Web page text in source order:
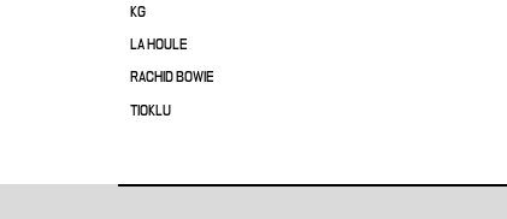
KG
LA HOULE
RACHID BOWIE
TIOKLU